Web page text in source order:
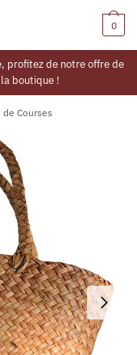
0
profitez de notre offre de
boutique !
de Courses